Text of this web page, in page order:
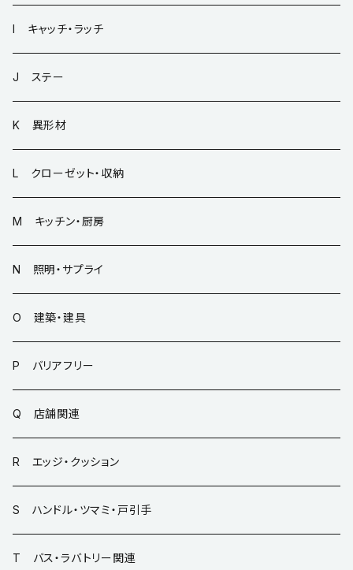
I キャッチ・ラッチ
J ステー
K 異形材
L クローゼット・収納
M キッチン・厨房
N 照明・サプライ
O 建築・建具
P バリアフリー
Q 店舗関連
R エッジ・クッション
S ハンドル・ツマミ・戸引手
T バス・ラバトリー関連